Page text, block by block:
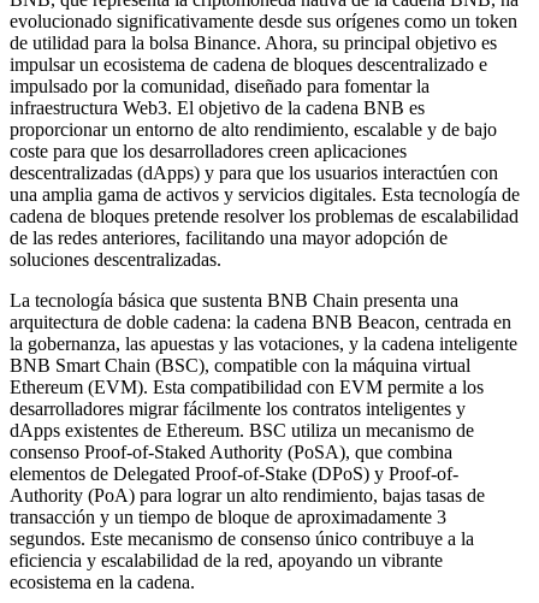
evolucionado significativamente desde sus orígenes como un token
de utilidad para la bolsa Binance. Ahora, su principal objetivo es
impulsar un ecosistema de cadena de bloques descentralizado e
impulsado por la comunidad, diseñado para fomentar la
infraestructura Web3. El objetivo de la cadena BNB es
proporcionar un entorno de alto rendimiento, escalable y de bajo
coste para que los desarrolladores creen aplicaciones
descentralizadas (dApps) y para que los usuarios interactúen con
una amplia gama de activos y servicios digitales. Esta tecnología de
cadena de bloques pretende resolver los problemas de escalabilidad
de las redes anteriores, facilitando una mayor adopción de
soluciones descentralizadas.
La tecnología básica que sustenta BNB Chain presenta una
arquitectura de doble cadena: la cadena BNB Beacon, centrada en
la gobernanza, las apuestas y las votaciones, y la cadena inteligente
BNB Smart Chain (BSC), compatible con la máquina virtual
Ethereum (EVM). Esta compatibilidad con EVM permite a los
desarrolladores migrar fácilmente los contratos inteligentes y
dApps existentes de Ethereum. BSC utiliza un mecanismo de
consenso Proof-of-Staked Authority (PoSA), que combina
elementos de Delegated Proof-of-Stake (DPoS) y Proof-of-
Authority (PoA) para lograr un alto rendimiento, bajas tasas de
transacción y un tiempo de bloque de aproximadamente 3
segundos. Este mecanismo de consenso único contribuye a la
eficiencia y escalabilidad de la red, apoyando un vibrante
ecosistema en la cadena.